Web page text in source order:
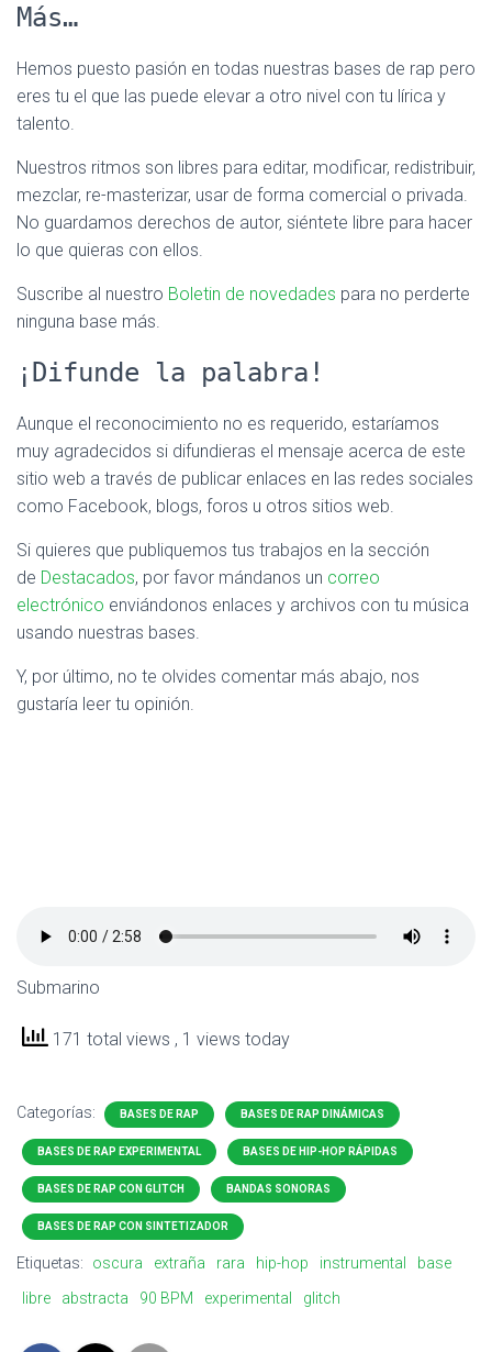
Más…
Hemos puesto pasión en todas nuestras bases de rap pero
eres tu el que las puede elevar a otro nivel con tu lírica y
talento.
Nuestros ritmos son libres para editar, modificar, redistribuir,
mezclar, re-masterizar, usar de forma comercial o privada.
No guardamos derechos de autor, siéntete libre para hacer
lo que quieras con ellos.
Suscribe al nuestro Boletin de novedades para no perderte
ninguna base más.
¡Difunde la palabra!
Aunque el reconocimiento no es requerido, estaríamos
muy agradecidos si difundieras el mensaje acerca de este
sitio web a través de publicar enlaces en las redes sociales
como Facebook, blogs, foros u otros sitios web.
Si quieres que publiquemos tus trabajos en la sección
de Destacados, por favor mándanos un correo
electrónico enviándonos enlaces y archivos con tu música
usando nuestras bases.
Y, por último, no te olvides comentar más abajo, nos
gustaría leer tu opinión.
Submarino
171 total views , 1 views today
Categorías: BASES DE RAP BASES DE RAP DINÁMICAS
BASES DE RAP EXPERIMENTAL BASES DE HIP-HOP RÁPIDAS
BASES DE RAP CON GLITCH BANDAS SONORAS
BASES DE RAP CON SINTETIZADOR
Etiquetas: oscura extraña rara hip-hop instrumental
base
libre
abstracta 90 BPM experimental glitch